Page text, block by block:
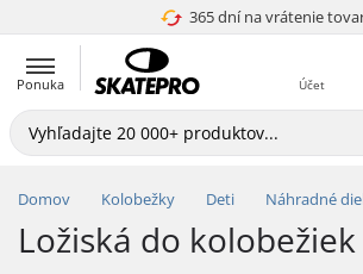
365 dní na vrátenie
4.8 z 5
Ponuka Účet
Domov Kolobežky Deti Náhradné
Ložiská do kolobežiek